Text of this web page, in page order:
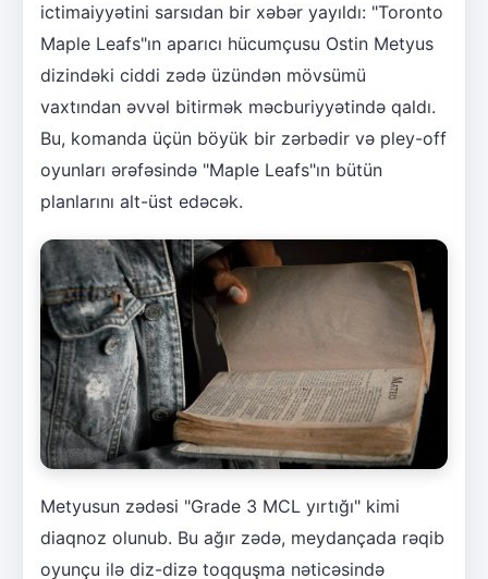
ictimaiyyətini sarsıdan bir xəbər yayıldı: "Toronto
Maple Leafs"ın aparıcı hücumçusu Ostin Metyus
dizindəki ciddi zədə üzündən mövsümü
vaxtından əvvəl bitirmək məcburiyyətində qaldı.
Bu, komanda üçün böyük bir zərbədir və pley-off
oyunları ərəfəsində "Maple Leafs"ın bütün
planlarını alt-üst edəcək.
Metyusun zədəsi "Grade 3 MCL yırtığı" kimi
diaqnoz olunub. Bu ağır zədə, meydançada rəqib
oyunçu ilə diz-dizə toqquşma nəticəsində